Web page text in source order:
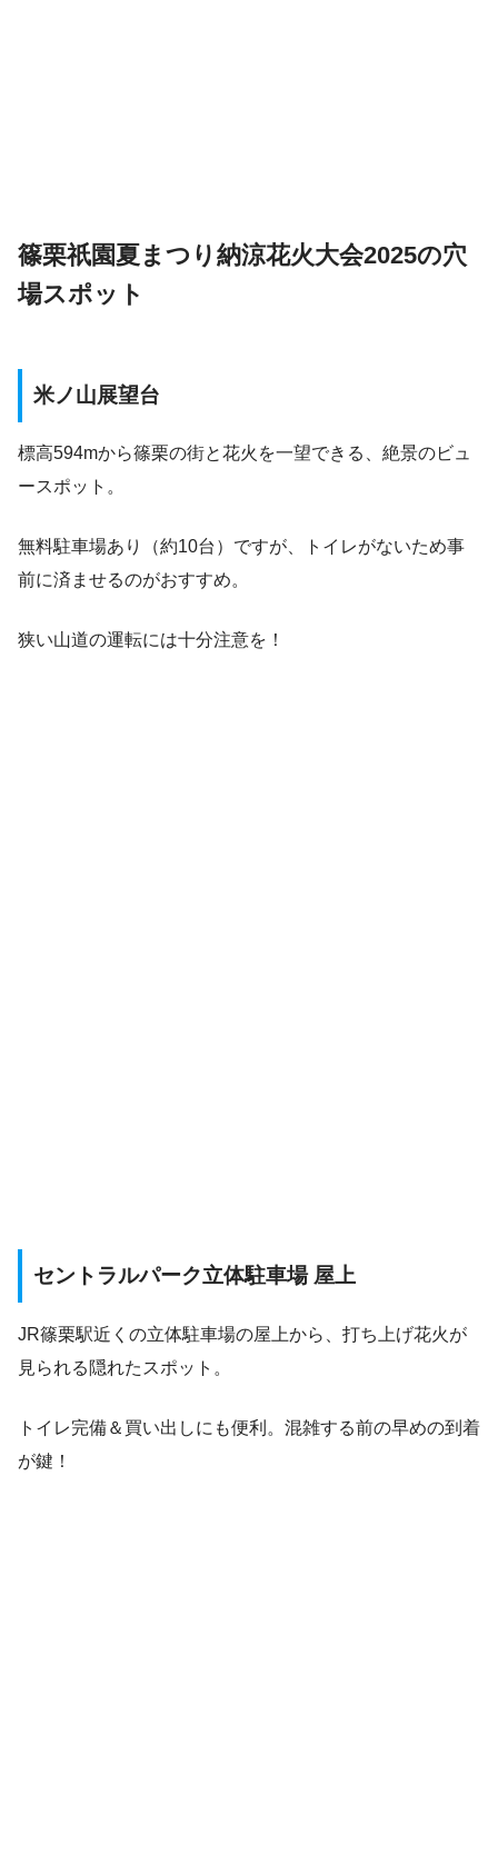
篠栗祇園夏まつり納涼花火大会2025の穴
場スポット
米ノ山展望台
標高594mから篠栗の街と花火を一望できる、絶景のビュ
ースポット。
無料駐車場あり（約10台）ですが、トイレがないため事
前に済ませるのがおすすめ。
狭い山道の運転には十分注意を！
セントラルパーク立体駐車場 屋上
JR篠栗駅近くの立体駐車場の屋上から、打ち上げ花火が
見られる隠れたスポット。
トイレ完備＆買い出しにも便利。混雑する前の早めの到着
が鍵！